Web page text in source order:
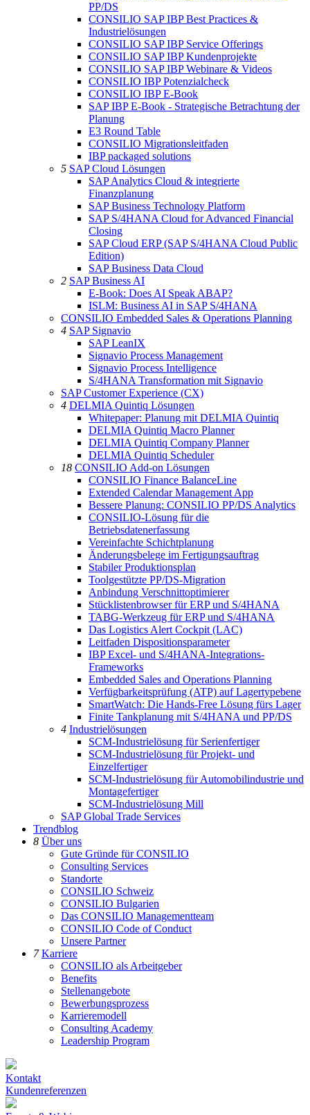
PP/DS
CONSILIO SAP IBP Best Practices &
Industrielösungen
CONSILIO SAP IBP Service Offerings
CONSILIO SAP IBP Kundenprojekte
CONSILIO SAP IBP Webinare & Videos
CONSILIO IBP Potenzialcheck
CONSILIO IBP E-Book
SAP IBP E-Book - Strategische Betrachtung der
Planung
E3 Round Table
CONSILIO Migrationsleitfaden
IBP packaged solutions
5 SAP Cloud Lösungen
SAP Analytics Cloud & integrierte
Finanzplanung
SAP Business Technology Platform
SAP S/4HANA Cloud for Advanced Financial
Closing
SAP Cloud ERP (SAP S/4HANA Cloud Public
Edition)
SAP Business Data Cloud
2 SAP Business AI
E-Book: Does AI Speak ABAP?
ISLM: Business AI in SAP S/4HANA
CONSILIO Embedded Sales & Operations Planning
4 SAP Signavio
SAP LeanIX
Signavio Process Management
Signavio Process Intelligence
S/4HANA Transformation mit Signavio
SAP Customer Experience (CX)
4 DELMIA Quintiq Lösungen
Whitepaper: Planung mit DELMIA Quintiq
DELMIA Quintiq Macro Planner
DELMIA Quintiq Company Planner
DELMIA Quintiq Scheduler
18 CONSILIO Add-on Lösungen
CONSILIO Finance BalanceLine
Extended Calendar Management App
Bessere Planung: CONSILIO PP/DS Analytics
CONSILIO-Lösung für die
Betriebsdatenerfassung
Vereinfachte Schichtplanung
Änderungsbelege im Fertigungsauftrag
Stabiler Produktionsplan
Toolgestützte PP/DS-Migration
Anbindung Verschnittoptimierer
Stücklistenbrowser für ERP und S/4HANA
TABG-Werkzeug für ERP und S/4HANA
Das Logistics Alert Cockpit (LAC)
Leitfaden Dispositionsparameter
IBP Excel- und S/4HANA-Integrations-
Frameworks
Embedded Sales and Operations Planning
Verfügbarkeitsprüfung (ATP) auf Lagertypebene
SmartWatch: Die Hands-Free Lösung fürs Lager
Finite Tankplanung mit S/4HANA und PP/DS
4 Industrielösungen
SCM-Industrielösung für Serienfertiger
SCM-Industrielösung für Projekt- und
Einzelfertiger
SCM-Industrielösung für Automobilindustrie und
Montagefertiger
SCM-Industrielösung Mill
SAP Global Trade Services
Trendblog
8 Über uns
Gute Gründe für CONSILIO
Consulting Services
Standorte
CONSILIO Schweiz
CONSILIO Bulgarien
Das CONSILIO Managementteam
CONSILIO Code of Conduct
Unsere Partner
7Karriere
CONSILIO als Arbeitgeber
Benefits
Stellenangebote
Bewerbungsprozess
Karrieremodell
Consulting Academy
Leadership Program
Kontakt
Kundenreferenzen